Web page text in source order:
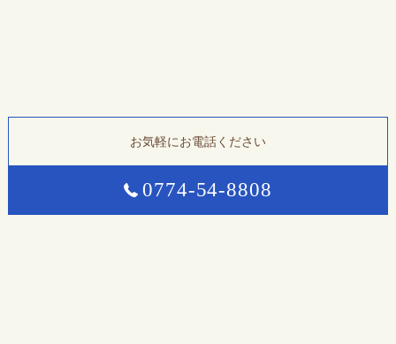
お気軽にお電話ください
0774-54-8808